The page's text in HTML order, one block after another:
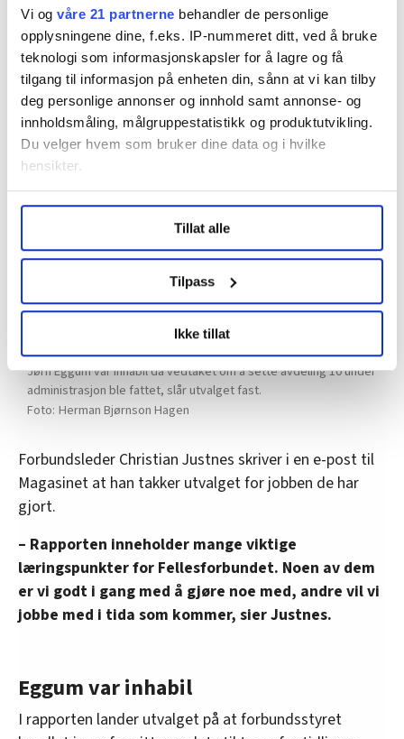
Vi og våre 21 partnerne behandler de personlige
opplysningene dine, f.eks. IP-nummeret ditt, ved å bruke
teknologi som informasjonskapsler for å lagre og få
tilgang til informasjon på enheten din, sånn at vi kan tilby
deg personlige annonser og innhold samt annonse- og
innholdsmåling, målgruppestatistikk og produktutvikling.
Du velger hvem som bruker dine data og i hvilke
hensikter.
Undermer infokan du lese om hvordan dine personlige
data behandles og hvordan du kan velge hvordan de skal
brukes. Du kan hele tiden endre eller trekke tilbake ditt
samtykke fra erklæringen om informasjonskapsler.
LO Medias publikasjoner frifagbevegelse.no, hk-nytt.no
og fontene.no bruker informasjonskapsler (cookies) for å
lære hvordan våre nettsider blir brukt slik at vi tilby
relevant innhold, tilpassede annonser og utarbeide
statistikk.
innenfor analyse og annonsering. Disse er angitt i
oversikten lengre ned på denne siden.
Tillat alle
Tilpass
Ikke tillat
administrasjon ble eneste løsning, peker på
svakheter i oppfølging og
organisasjonsforståelse.»
For mange personer var involvert uten tydelig
rolleavklaring, mens informasjon og svar til de
involverte kom for sent, mener utvalget.
Jørn Eggum var inhabil da vedtaket om å sette avdeling 10 under
administrasjon ble fattet, slår utvalget fast.
Herman Bjørnson Hagen
Forbundsleder Christian Justnes skriver i en e-post til
Magasinet at han takker utvalget for jobben de har
gjort.
– Rapporten inneholder mange viktige
læringspunkter for Fellesforbundet. Noen av dem
er vi godt i gang med å gjøre noe med, andre vil vi
jobbe med i tida som kommer, sier Justnes.
Eggum var inhabil
I rapporten lander utvalget på at forbundsstyret